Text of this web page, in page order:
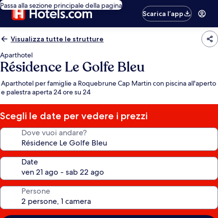
Passa alla sezione principale della pagina
Scarica l’app
Visualizza tutte le strutture
Aparthotel
Résidence Le Golfe Bleu
Aparthotel per famiglie a Roquebrune Cap Martin con piscina all'aperto
e palestra aperta 24 ore su 24
Scegli le date per vedere i prezzi
Dove vuoi andare?
Date
Persone